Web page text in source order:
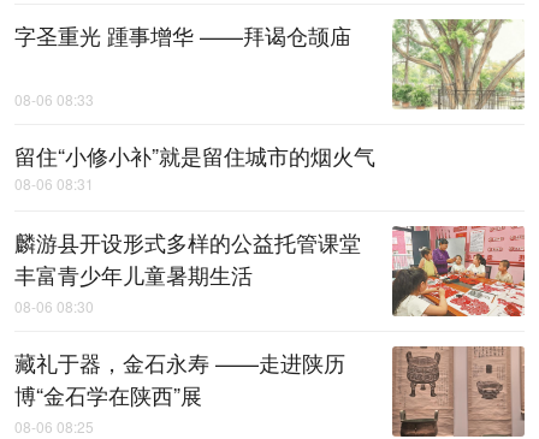
字圣重光 踵事增华 ——拜谒仓颉庙
08-06 08:33
留住“小修小补”就是留住城市的烟火气
08-06 08:31
麟游县开设形式多样的公益托管课堂
丰富青少年儿童暑期生活
08-06 08:30
藏礼于器，金石永寿 ——走进陕历
博“金石学在陕西”展
08-06 08:25